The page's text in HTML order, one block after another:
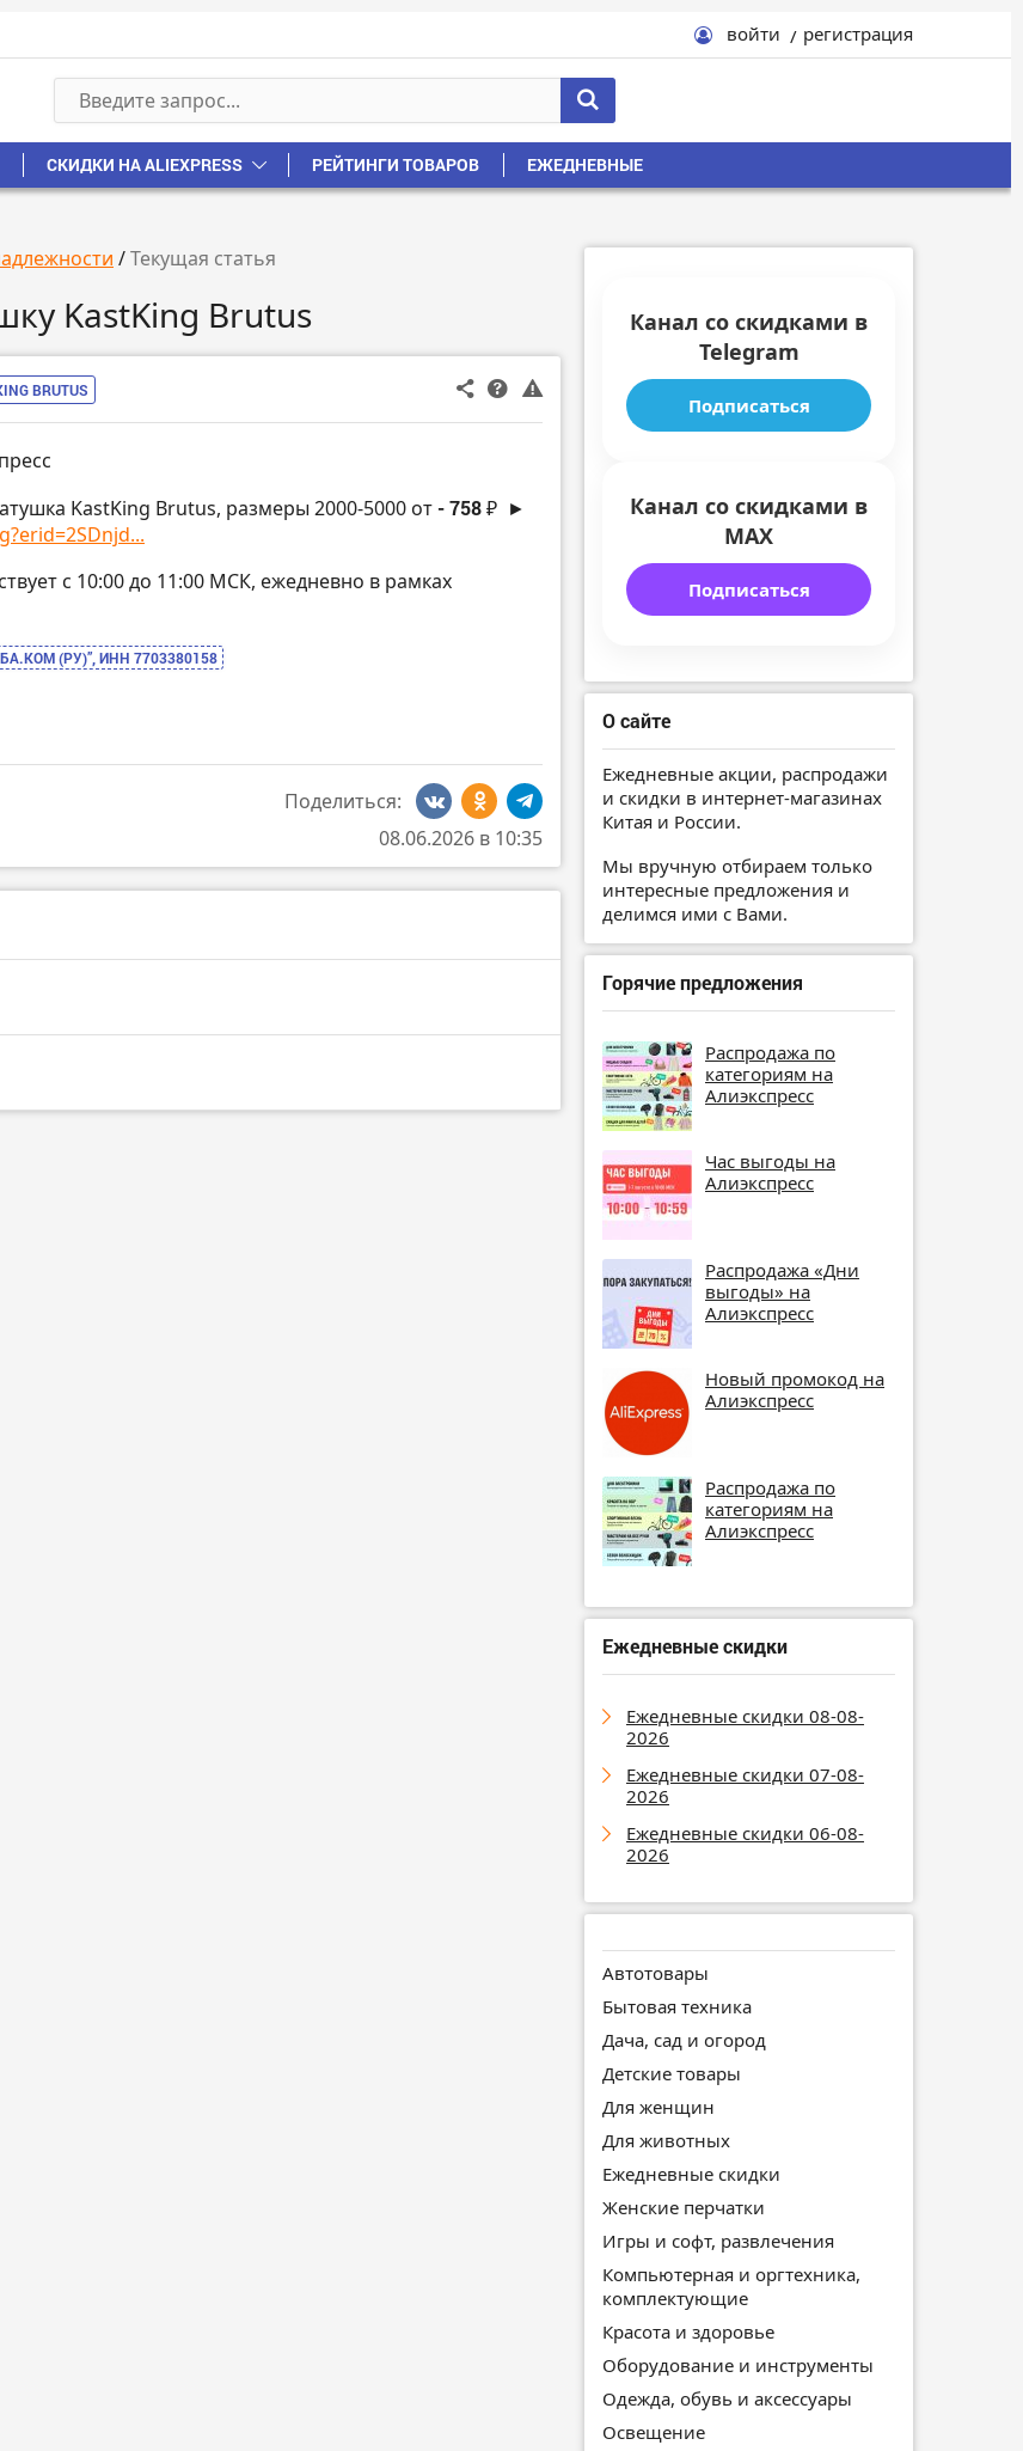
войти регистрация
СКИДКИ НА ALIEXPRESS РЕЙТИНГИ ТОВАРОВ ЕЖЕДНЕВНЫЕ
/Текущая статья
KastKing Brutus
BRUTUS
KastKing Brutus, размеры 2000-5000 от- 758 ₽ ►
с 10:00 до 11:00 МСК, ежедневно в рамках
(РУ)”, ИНН 7703380158
Поделиться:
08.06.2026 в 10:35
Канал со скидками в
Telegram
Подписаться
Канал со скидками в
MAX
Подписаться
О сайте
Ежедневные акции, распродажи
и скидки в интернет-магазинах
Китая и России.
Мы вручную отбираем только
интересные предложения и
делимся ими с Вами.
Горячие предложения
Распродажа по
категориям на
Алиэкспресс
Час выгоды на
Алиэкспресс
Распродажа «Дни
выгоды» на
Алиэкспресс
Новый промокод на
Алиэкспресс
Распродажа по
категориям на
Алиэкспресс
Ежедневные скидки
Ежедневные скидки 08-08-
2026
Ежедневные скидки 07-08-
2026
Ежедневные скидки 06-08-
2026
Автотовары
Бытовая техника
Дача, сад и огород
Детские товары
Для женщин
Для животных
Ежедневные скидки
Женские перчатки
Игры и софт, развлечения
Компьютерная и оргтехника,
комплектующие
Красота и здоровье
Оборудование и инструменты
Одежда, обувь и аксессуары
Освещение